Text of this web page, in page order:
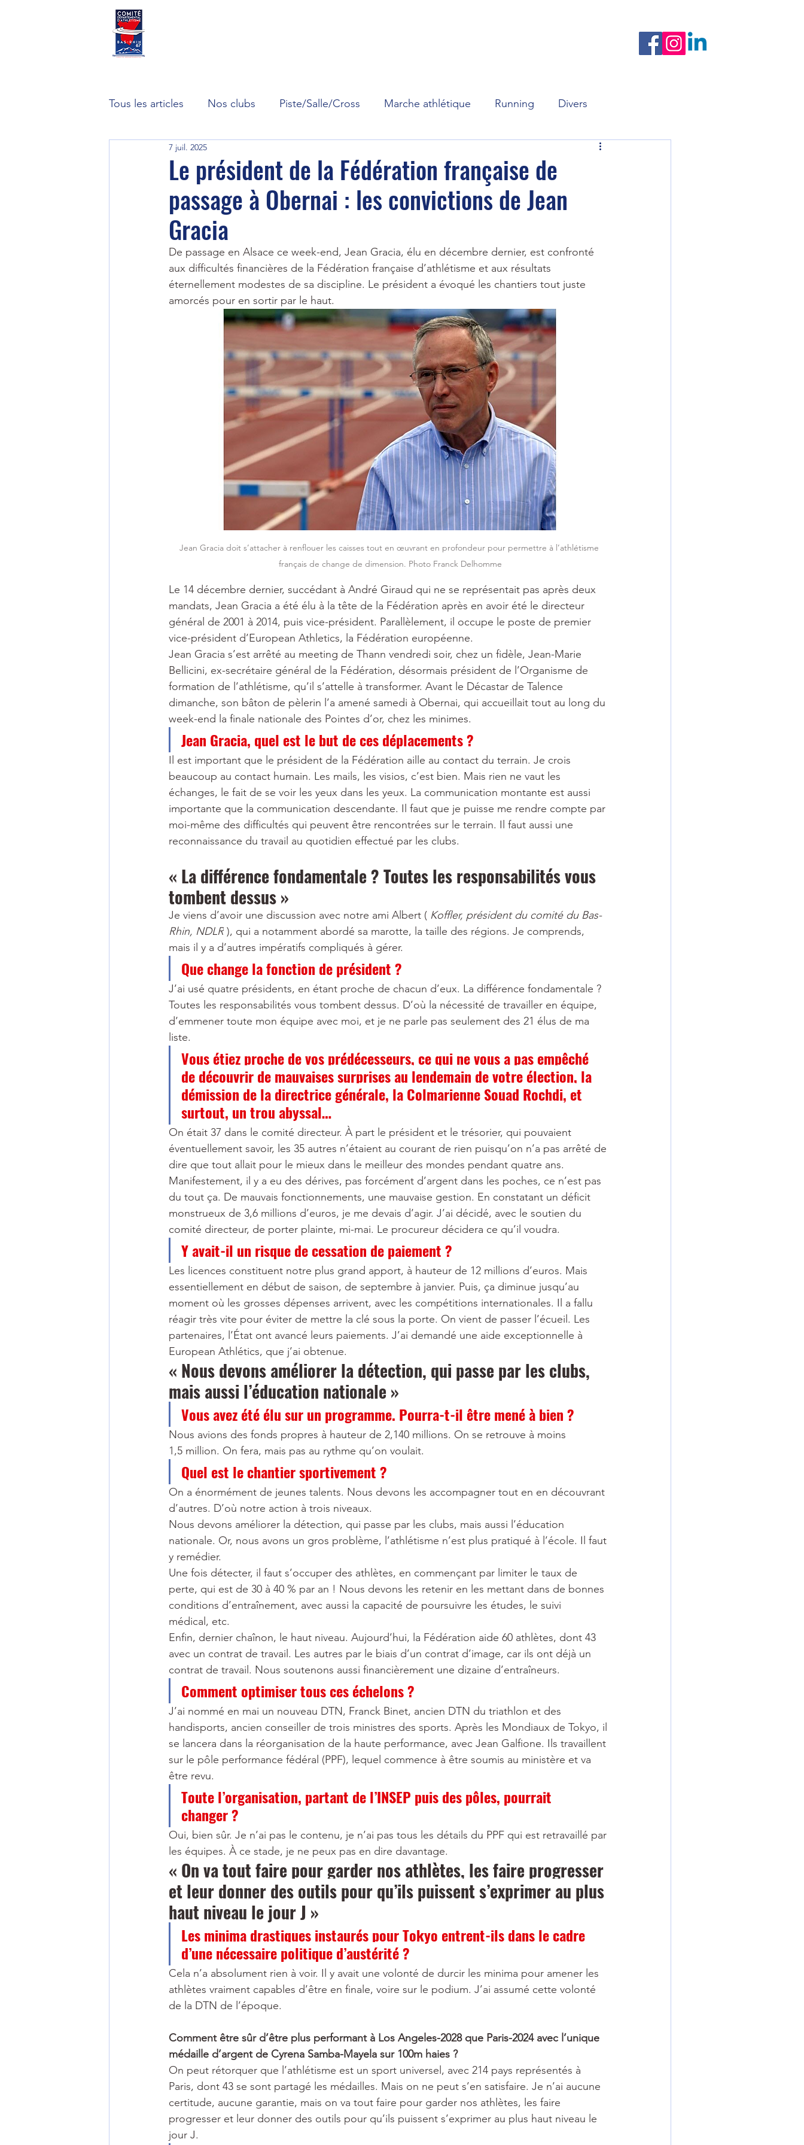
Tous les articles Nos clubs Piste/Salle/Cross Marche athlétique Running Divers
Le président de la Fédération française de
passage à Obernai : les convictions de Jean
Gracia
7 juil. 2025
De passage en Alsace ce week-end, Jean Gracia, élu en décembre dernier, est confronté
aux difficultés financières de la Fédération française d’athlétisme et aux résultats
éternellement modestes de sa discipline. Le président a évoqué les chantiers tout juste
amorcés pour en sortir par le haut.
Jean Gracia doit s’attacher à renflouer les caisses tout en œuvrant en profondeur pour permettre à l’athlétisme
français de change de dimension. Photo Franck Delhomme
Le 14 décembre dernier, succédant à André Giraud qui ne se représentait pas après deux
mandats, Jean Gracia a été élu à la tête de la Fédération après en avoir été le directeur
général de 2001 à 2014, puis vice-président. Parallèlement, il occupe le poste de premier
vice-président d’European Athletics, la Fédération européenne.
Jean Gracia s’est arrêté au meeting de Thann vendredi soir, chez un fidèle, Jean-Marie
Bellicini, ex-secrétaire général de la Fédération, désormais président de l’Organisme de
formation de l’athlétisme, qu’il s’attelle à transformer. Avant le Décastar de Talence
dimanche, son bâton de pèlerin l’a amené samedi à Obernai, qui accueillait tout au long du
week-end la finale nationale des Pointes d’or, chez les minimes.
Jean Gracia, quel est le but de ces déplacements ?
Il est important que le président de la Fédération aille au contact du terrain. Je crois
beaucoup au contact humain. Les mails, les visios, c’est bien. Mais rien ne vaut les
échanges, le fait de se voir les yeux dans les yeux. La communication montante est aussi
importante que la communication descendante. Il faut que je puisse me rendre compte par
moi-même des difficultés qui peuvent être rencontrées sur le terrain. Il faut aussi une
reconnaissance du travail au quotidien effectué par les clubs.
« La différence fondamentale ? Toutes les responsabilités vous
tombent dessus »
Je viens d’avoir une discussion avec notre ami Albert ( Koffler, président du comité du Bas-
Rhin, NDLR ), qui a notamment abordé sa marotte, la taille des régions. Je comprends,
mais il y a d’autres impératifs compliqués à gérer.
Que change la fonction de président ?
J’ai usé quatre présidents, en étant proche de chacun d’eux. La différence fondamentale ?
Toutes les responsabilités vous tombent dessus. D’où la nécessité de travailler en équipe,
d’emmener toute mon équipe avec moi, et je ne parle pas seulement des 21 élus de ma
liste.
Vous étiez proche de vos prédécesseurs, ce qui ne vous a pas empêché
de découvrir de mauvaises surprises au lendemain de votre élection, la
démission de la directrice générale, la Colmarienne Souad Rochdi, et
surtout, un trou abyssal…
On était 37 dans le comité directeur. À part le président et le trésorier, qui pouvaient
éventuellement savoir, les 35 autres n’étaient au courant de rien puisqu’on n’a pas arrêté de
dire que tout allait pour le mieux dans le meilleur des mondes pendant quatre ans.
Manifestement, il y a eu des dérives, pas forcément d’argent dans les poches, ce n’est pas
du tout ça. De mauvais fonctionnements, une mauvaise gestion. En constatant un déficit
monstrueux de 3,6 millions d’euros, je me devais d’agir. J’ai décidé, avec le soutien du
comité directeur, de porter plainte, mi-mai. Le procureur décidera ce qu’il voudra.
Y avait-il un risque de cessation de paiement ?
Les licences constituent notre plus grand apport, à hauteur de 12 millions d’euros. Mais
essentiellement en début de saison, de septembre à janvier. Puis, ça diminue jusqu’au
moment où les grosses dépenses arrivent, avec les compétitions internationales. Il a fallu
réagir très vite pour éviter de mettre la clé sous la porte. On vient de passer l’écueil. Les
partenaires, l’État ont avancé leurs paiements. J’ai demandé une aide exceptionnelle à
European Athlétics, que j’ai obtenue.
« Nous devons améliorer la détection, qui passe par les clubs,
mais aussi l’éducation nationale »
Vous avez été élu sur un programme. Pourra-t-il être mené à bien ?
Nous avions des fonds propres à hauteur de 2,140 millions. On se retrouve à moins
1,5 million. On fera, mais pas au rythme qu’on voulait.
Quel est le chantier sportivement ?
On a énormément de jeunes talents. Nous devons les accompagner tout en en découvrant
d’autres. D’où notre action à trois niveaux.
Nous devons améliorer la détection, qui passe par les clubs, mais aussi l’éducation
nationale. Or, nous avons un gros problème, l’athlétisme n’est plus pratiqué à l’école. Il faut
y remédier.
Une fois détecter, il faut s’occuper des athlètes, en commençant par limiter le taux de
perte, qui est de 30 à 40 % par an ! Nous devons les retenir en les mettant dans de bonnes
conditions d’entraînement, avec aussi la capacité de poursuivre les études, le suivi
médical, etc.
Enfin, dernier chaînon, le haut niveau. Aujourd’hui, la Fédération aide 60 athlètes, dont 43
avec un contrat de travail. Les autres par le biais d’un contrat d’image, car ils ont déjà un
contrat de travail. Nous soutenons aussi financièrement une dizaine d’entraîneurs.
Comment optimiser tous ces échelons ?
J’ai nommé en mai un nouveau DTN, Franck Binet, ancien DTN du triathlon et des
handisports, ancien conseiller de trois ministres des sports. Après les Mondiaux de Tokyo, il
se lancera dans la réorganisation de la haute performance, avec Jean Galfione. Ils travaillent
sur le pôle performance fédéral (PPF), lequel commence à être soumis au ministère et va
être revu.
Toute l’organisation, partant de l’INSEP puis des pôles, pourrait
changer ?
Oui, bien sûr. Je n’ai pas le contenu, je n’ai pas tous les détails du PPF qui est retravaillé par
les équipes. À ce stade, je ne peux pas en dire davantage.
« On va tout faire pour garder nos athlètes, les faire progresser
et leur donner des outils pour qu’ils puissent s’exprimer au plus
haut niveau le jour J »
Les minima drastiques instaurés pour Tokyo entrent-ils dans le cadre
d’une nécessaire politique d’austérité ?
Cela n’a absolument rien à voir. Il y avait une volonté de durcir les minima pour amener les
athlètes vraiment capables d’être en finale, voire sur le podium. J’ai assumé cette volonté
de la DTN de l’époque.
Comment être sûr d’être plus performant à Los Angeles-2028 que Paris-2024 avec l’unique
médaille d’argent de Cyrena Samba-Mayela sur 100m haies ?
On peut rétorquer que l’athlétisme est un sport universel, avec 214 pays représentés à
Paris, dont 43 se sont partagé les médailles. Mais on ne peut s’en satisfaire. Je n’ai aucune
certitude, aucune garantie, mais on va tout faire pour garder nos athlètes, les faire
progresser et leur donner des outils pour qu’ils puissent s’exprimer au plus haut niveau le
jour J.